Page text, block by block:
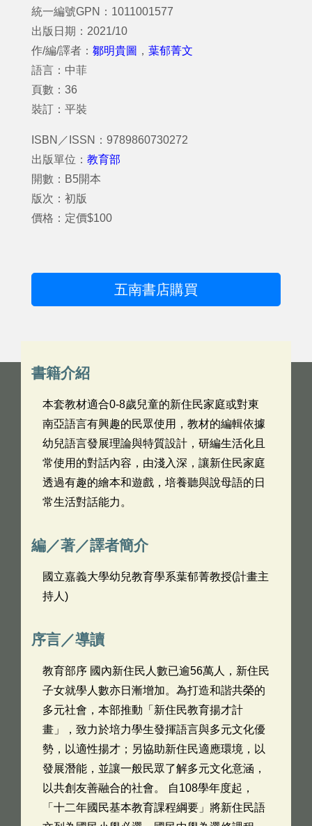
統一編號GPN：1011001577
出版日期：2021/10
作/編/譯者： 鄒明貴圖 ， 葉郁菁文
語言：中菲
頁數：36
裝訂：平裝
ISBN／ISSN：9789860730272
出版單位： 教育部
開數：B5開本
版次：初版
價格：定價$100
五南書店購買
書籍介紹
本套教材適合0-8歲兒童的新住民家庭或對東
南亞語言有興趣的民眾使用，教材的編輯依據
幼兒語言發展理論與特質設計，研編生活化且
常使用的對話內容，由淺入深，讓新住民家庭
透過有趣的繪本和遊戲，培養聽與說母語的日
常生活對話能力。
編／著／譯者簡介
國立嘉義大學幼兒教育學系葉郁菁教授(計畫主
持人)
序言／導讀
教育部序 國內新住民人數已逾56萬人，新住民
子女就學人數亦日漸增加。為打造和諧共榮的
多元社會，本部推動「新住民教育揚才計
畫」，致力於培力學生發揮語言與多元文化優
勢，以適性揚才；另協助新住民適應環境，以
發展潛能，並讓一般民眾了解多元文化意涵，
以共創友善融合的社會。 自108學年度起，
「十二年國民基本教育課程綱要」將新住民語